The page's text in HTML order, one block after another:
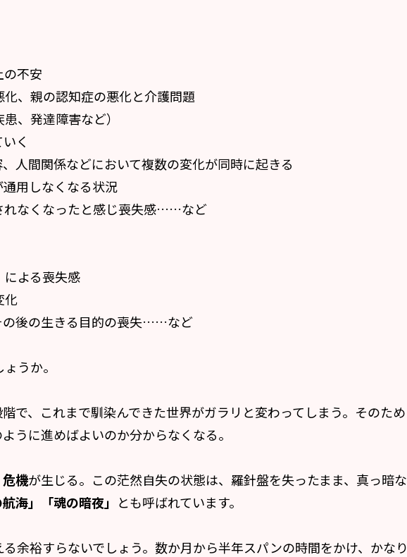
の不安
、親の認知症の悪化と介護問題
、発達障害など）
く
人間関係などにおいて複数の変化が同時に起きる
用しなくなる状況
れなくなったと感じ喪失感……など
による喪失感
化
の後の生きる目的の喪失……など
うか。
で、これまで馴染んできた世界がガラリと変わってしまう。そのため
に進めばよいのか分からなくなる――。
機が生じる。この茫然自失の状態は、羅針盤を失ったまま、真っ暗な
航海」「魂の暗夜」 とも呼ばれています。
余裕すらないでしょう。数か月から半年スパンの時間をかけ、かなり